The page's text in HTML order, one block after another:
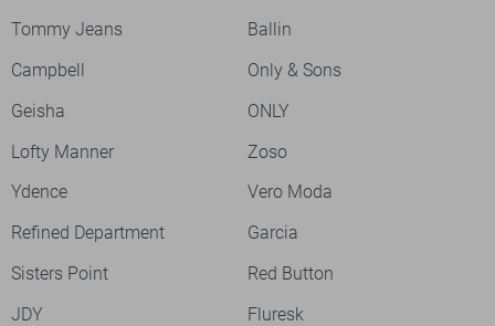
Tommy Jeans
Ballin
Campbell
Only & Sons
Geisha
ONLY
Lofty Manner
Zoso
Ydence
Vero Moda
Refined Department
Garcia
Sisters Point
Red Button
JDY
Fluresk